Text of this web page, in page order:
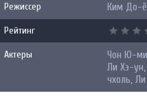
Режиссер Ким До-
Рейтинг
Актеры
Чон Ю-
Ли Хэ-
чхоль,